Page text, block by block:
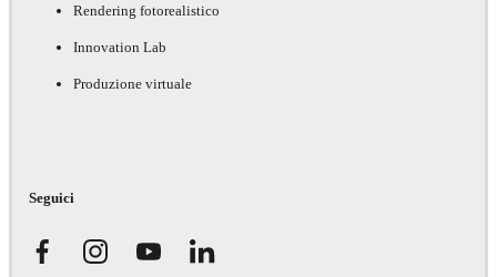
Rendering fotorealistico
Innovation Lab
Produzione virtuale
Seguici